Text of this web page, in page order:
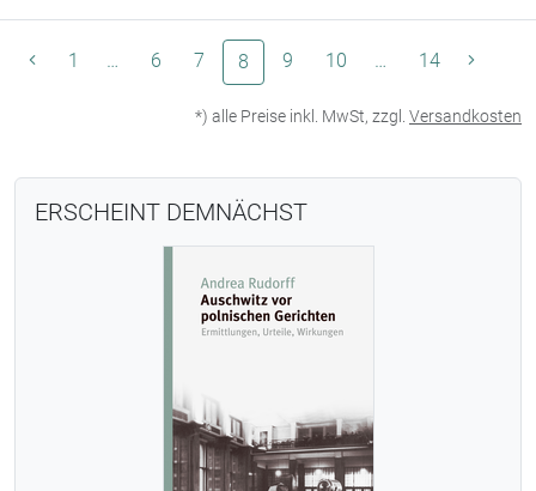
1 … 6 7 8 (aktuelle Seite)
9 10 … 14
*) alle Preise inkl. MwSt, zzgl. Versandkosten
ERSCHEINT DEMNÄCHST